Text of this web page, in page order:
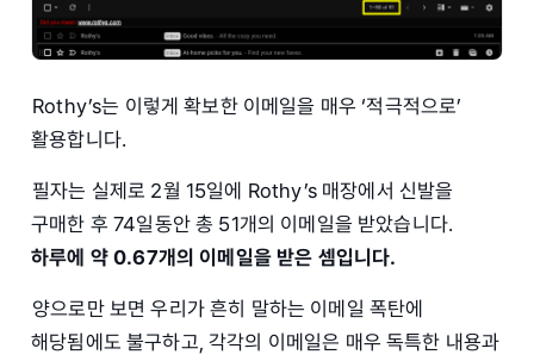
Rothy’s는 이렇게 확보한 이메일을 매우 ‘적극적으로’
활용합니다.
필자는 실제로 2월 15일에 Rothy’s 매장에서 신발을
구매한 후 74일동안 총 51개의 이메일을 받았습니다.
하루에 약 0.67개의 이메일을 받은 셈입니다.
양으로만 보면 우리가 흔히 말하는 이메일 폭탄에
해당됨에도 불구하고, 각각의 이메일은 매우 독특한 내용과